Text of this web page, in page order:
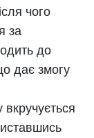
чого
за
до
дає змогу